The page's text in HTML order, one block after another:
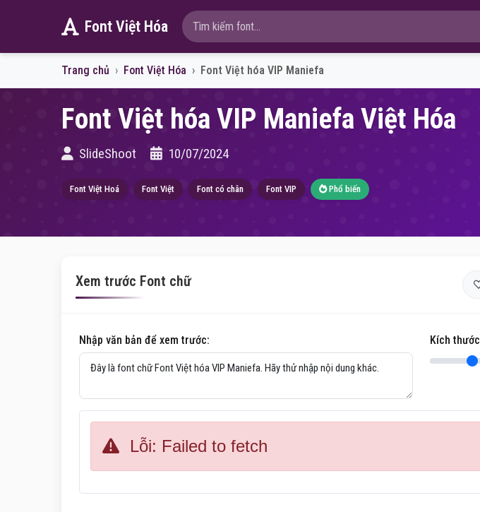
Font Việt Hóa
Trang chủ Font Việt Hóa Font Việt hóa VIP Maniefa
Font Việt hóa VIP Maniefa Việt Hóa
SlideShoot 10/07/2024
Font Việt Hoá Font Việt Font có chân Font VIP Phổ biến
Xem trước Font chữ
Nhập văn bản để xem trước: Kích
Lỗi: Failed to fetch